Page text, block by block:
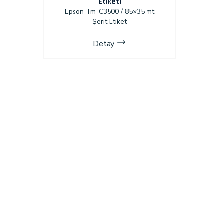
Epson Tm-C3500 / 85×35 mt
Şerit Etiket
Detay